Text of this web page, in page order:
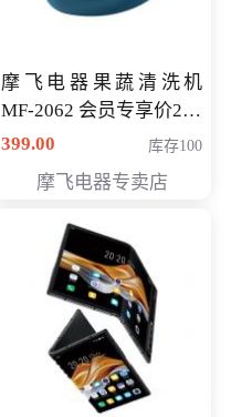
摩飞电器果蔬清洗机
MF-2062 会员专享价268
元
399.00 库存100
摩飞电器专卖店